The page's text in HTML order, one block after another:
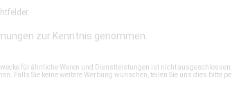
zur Kenntnis genommen.
für ähnliche Waren und Dienstleistungen ist nicht
Falls Sie keine weitere Werbung wünschen, teilen Sie uns dies bitte